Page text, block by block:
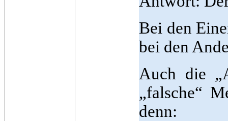
Bei den
bei den
Auch die
„falsche“
denn: